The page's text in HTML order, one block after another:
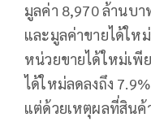
มูลค่า 8,970 ล้านบ
และมูลค่าขายได้ให
หน่วยขายได้ใหม่เพี
ได้ใหม่ลดลงถึง
แต่ด้วยเหตุผลที่สินค้